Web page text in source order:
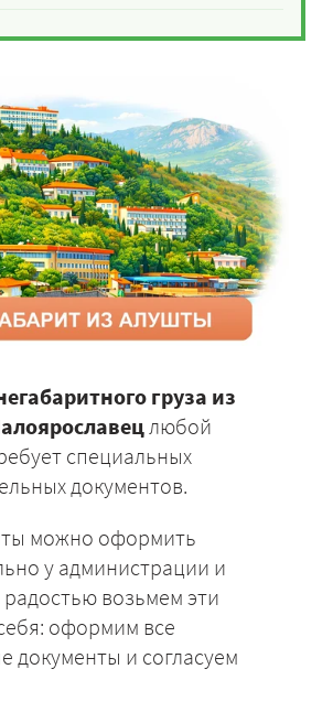
груза из
любой
специальных
документов.
можно оформить
у администрации и
возьмем эти
оформим все
документы и согласуем